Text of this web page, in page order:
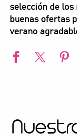
selección de los
buenas ofertas
verano